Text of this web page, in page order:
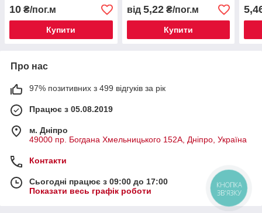
10 ₴/пог.м
Купити
від 5,22₴/пог.м
Купити
Про нас
97% позитивних з 499 відгуків за рік
Працює з 05.08.2019
м. Дніпро
49000 пр. Богдана Хмельницького 152А, Дніпро, Україна
Контакти
Сьогодні працює з 09:00 до 17:00
Показати весь графік роботи
КНОПКА
ЗВ'ЯЗКУ